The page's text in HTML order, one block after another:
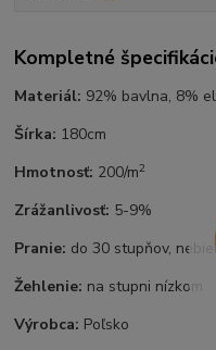
Kompletné
Materiál: 92% bavlna, 8%
Šírka: 180cm
Hmotnosť: 200/m2
Zrážanlivosť: 5-9%
Pranie: do 30 stupňov,
Žehlenie: na stupni nízkom
Výrobca: Poľsko